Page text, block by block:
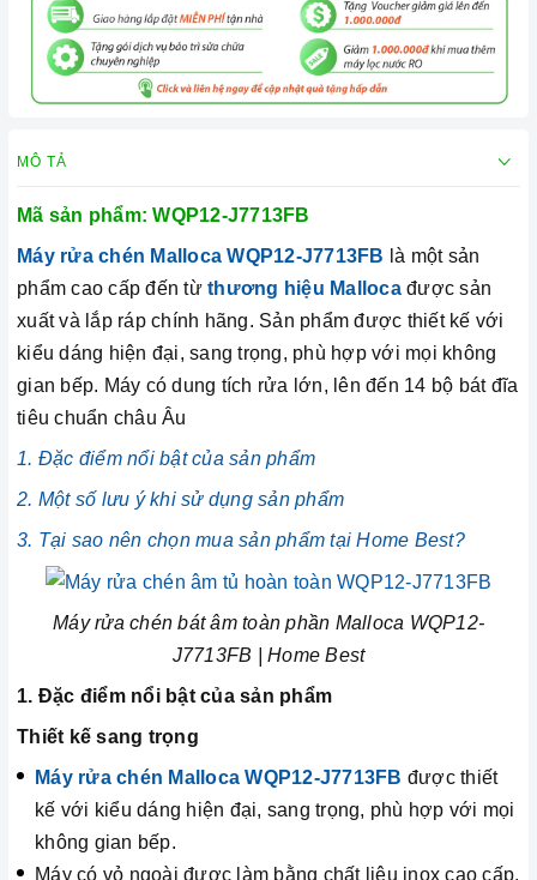
MÔ TẢ
Mã sản phẩm:WQP12-J7713FB
Máy rửa chén Malloca WQP12-J7713FB là một sản
phẩm cao cấp đến từ thương hiệu Mallocađược sản
xuất và lắp ráp chính hãng. Sản phẩm được thiết kế với
kiểu dáng hiện đại, sang trọng, phù hợp với mọi không
gian bếp. Máy có dung tích rửa lớn, lên đến 14 bộ bát đĩa
tiêu chuẩn châu Âu
1. Đặc điểm nổi bật của sản phẩm
2. Một số lưu ý khi sử dụng sản phẩm
3. Tại sao nên chọn mua sản phẩm tại Home Best?
Máy rửa chén bát âm toàn phần Malloca WQP12-
J7713FB | Home Best
1. Đặc điểm nổi bật của sản phẩm
Thiết kế sang trọng
Máy rửa chén Malloca WQP12-J7713FB được thiết
kế với kiểu dáng hiện đại, sang trọng, phù hợp với mọi
không gian bếp.
Máy có vỏ ngoài được làm bằng chất liệu inox cao cấp,